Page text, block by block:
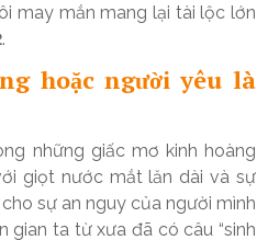
may mắn mang lại tài lộc lớn
.
hoặc người yêu là
những giấc mơ kinh hoàng
giọt nước mắt lăn dài và sự
sự an nguy của người mình
gian ta từ xưa đã có câu “sinh